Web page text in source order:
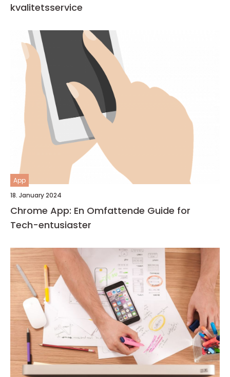
kvalitetsservice
App
18. January 2024
Chrome App: En Omfattende Guide for
Tech-entusiaster